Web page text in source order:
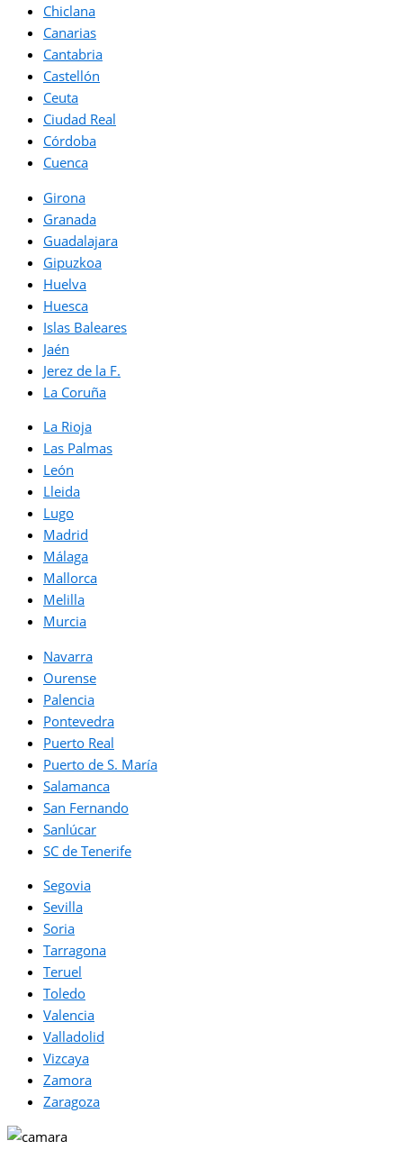
Chiclana
Canarias
Cantabria
Castellón
Ceuta
Ciudad Real
Córdoba
Cuenca
Girona
Granada
Guadalajara
Gipuzkoa
Huelva
Huesca
Islas Baleares
Jaén
Jerez de la F.
La Coruña
La Rioja
Las Palmas
León
Lleida
Lugo
Madrid
Málaga
Mallorca
Melilla
Murcia
Navarra
Ourense
Palencia
Pontevedra
Puerto Real
Puerto de S. María
Salamanca
San Fernando
Sanlúcar
SC de Tenerife
Segovia
Sevilla
Soria
Tarragona
Teruel
Toledo
Valencia
Valladolid
Vizcaya
Zamora
Zaragoza